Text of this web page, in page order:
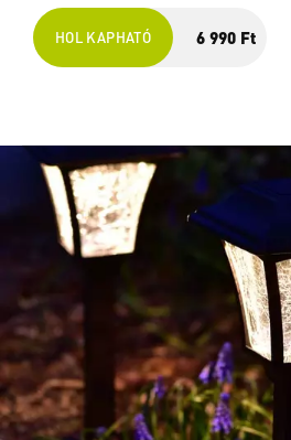
HOL KAPHATÓ 6 990 Ft